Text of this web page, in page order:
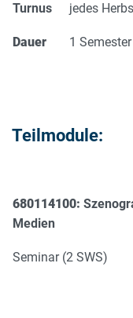
Turnus
jedes
Dauer 1 Semester
Teilmodule:
680114100:
Medien
Seminar (2 SWS)